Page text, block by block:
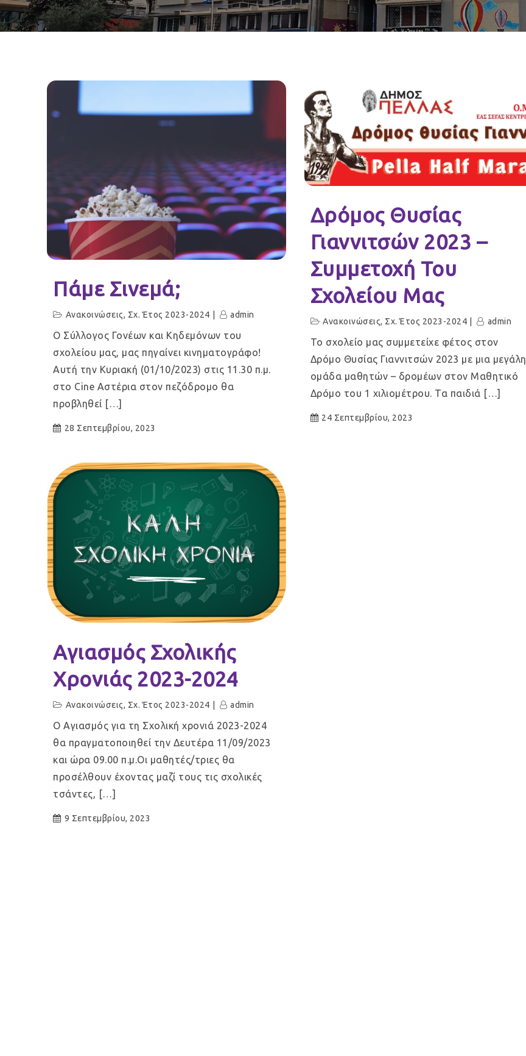
Πάμε Σινεμά;
Ανακοινώσεις, Σχ. Έτος 2023-2024 admin
Ο Σύλλογος Γονέων και Κηδεμόνων του
σχολείου μας, μας πηγαίνει κινηματογράφο!
Αυτή την Κυριακή (01/10/2023) στις 11.30 π.μ.
στο Cine Αστέρια στον πεζόδρομο θα
προβληθεί […]
28 Σεπτεμβρίου, 2023
Δρόμος Θυσίας
Γιαννιτσών 2023 –
Συμμετοχή Του
Σχολείου Μας
Ανακοινώσεις, Σχ. Έτος 2023-2024 admin
Το σχολείο μας συμμετείχε φέτος στον
Δρόμο Θυσίας Γιαννιτσών 2023 με μια μεγάλη
ομάδα μαθητών – δρομέων στον Μαθητικό
Δρόμο του 1 χιλιομέτρου. Τα παιδιά […]
24 Σεπτεμβρίου, 2023
Αγιασμός Σχολικής
Χρονιάς 2023-2024
Ανακοινώσεις, Σχ. Έτος 2023-2024 admin
Ο Αγιασμός για τη Σχολική χρονιά 2023-2024
θα πραγματοποιηθεί την Δευτέρα 11/09/2023
και ώρα 09.00 π.μ.Οι μαθητές/τριες θα
προσέλθουν έχοντας μαζί τους τις σχολικές
τσάντες, […]
9 Σεπτεμβρίου, 2023